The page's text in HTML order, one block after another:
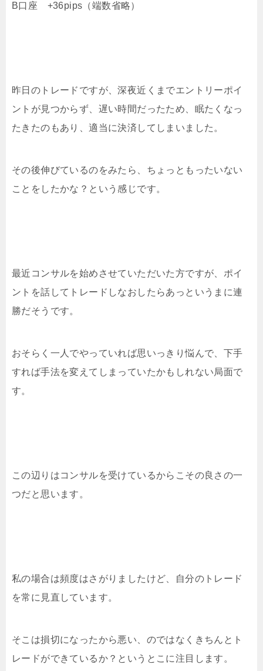
B口座 +36pips（端数省略）
昨日のトレードですが、深夜近くまでエントリーポイ
ントが見つからず、遅い時間だったため、眠たくなっ
たきたのもあり、適当に決済してしまいました。
その後伸びているのをみたら、ちょっともったいない
ことをしたかな？という感じです。
最近コンサルを始めさせていただいた方ですが、ポイ
ントを話してトレードしなおしたらあっというまに連
勝だそうです。
おそらく一人でやっていれば思いっきり悩んで、下手
すれば手法を変えてしまっていたかもしれない局面で
す。
この辺りはコンサルを受けているからこその良さの一
つだと思います。
私の場合は頻度はさがりましたけど、自分のトレード
を常に見直しています。
そこは損切になったから悪い、のではなくきちんとト
レードができているか？というとこに注目します。